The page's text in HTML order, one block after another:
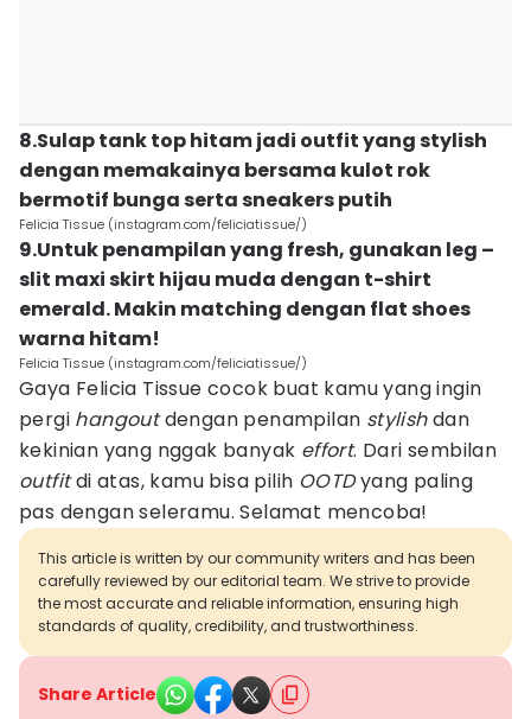
8.Sulap tank top hitam jadi outfit yang stylish
dengan memakainya bersama kulot rok
bermotif bunga serta sneakers putih
Felicia Tissue (instagram.com/feliciatissue/)
9.Untuk penampilan yang fresh, gunakan leg –
slit maxi skirt hijau muda dengan t-shirt
emerald. Makin matching dengan flat shoes
warna hitam!
Felicia Tissue (instagram.com/feliciatissue/)
Gaya Felicia Tissue cocok buat kamu yang ingin
pergi hangoutdengan penampilan stylishdan
kekinian yang nggak banyak effort. Dari sembilan
outfitdi atas, kamu bisa pilih OOTDyang paling
pas dengan seleramu. Selamat mencoba!
This article is written by our community writers and has been
carefully reviewed by our editorial team. We strive to provide
the most accurate and reliable information, ensuring high
standards of quality, credibility, and trustworthiness.
Share Article